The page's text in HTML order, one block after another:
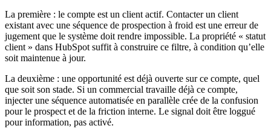
La première : le compte est un client actif. Contacter un client
existant avec une séquence de prospection à froid est une erreur de
jugement que le système doit rendre impossible. La propriété « statut
client » dans HubSpot suffit à construire ce filtre, à condition qu’elle
soit maintenue à jour.
La deuxième : une opportunité est déjà ouverte sur ce compte, quel
que soit son stade. Si un commercial travaille déjà ce compte,
injecter une séquence automatisée en parallèle crée de la confusion
pour le prospect et de la friction interne. Le signal doit être loggué
pour information, pas activé.